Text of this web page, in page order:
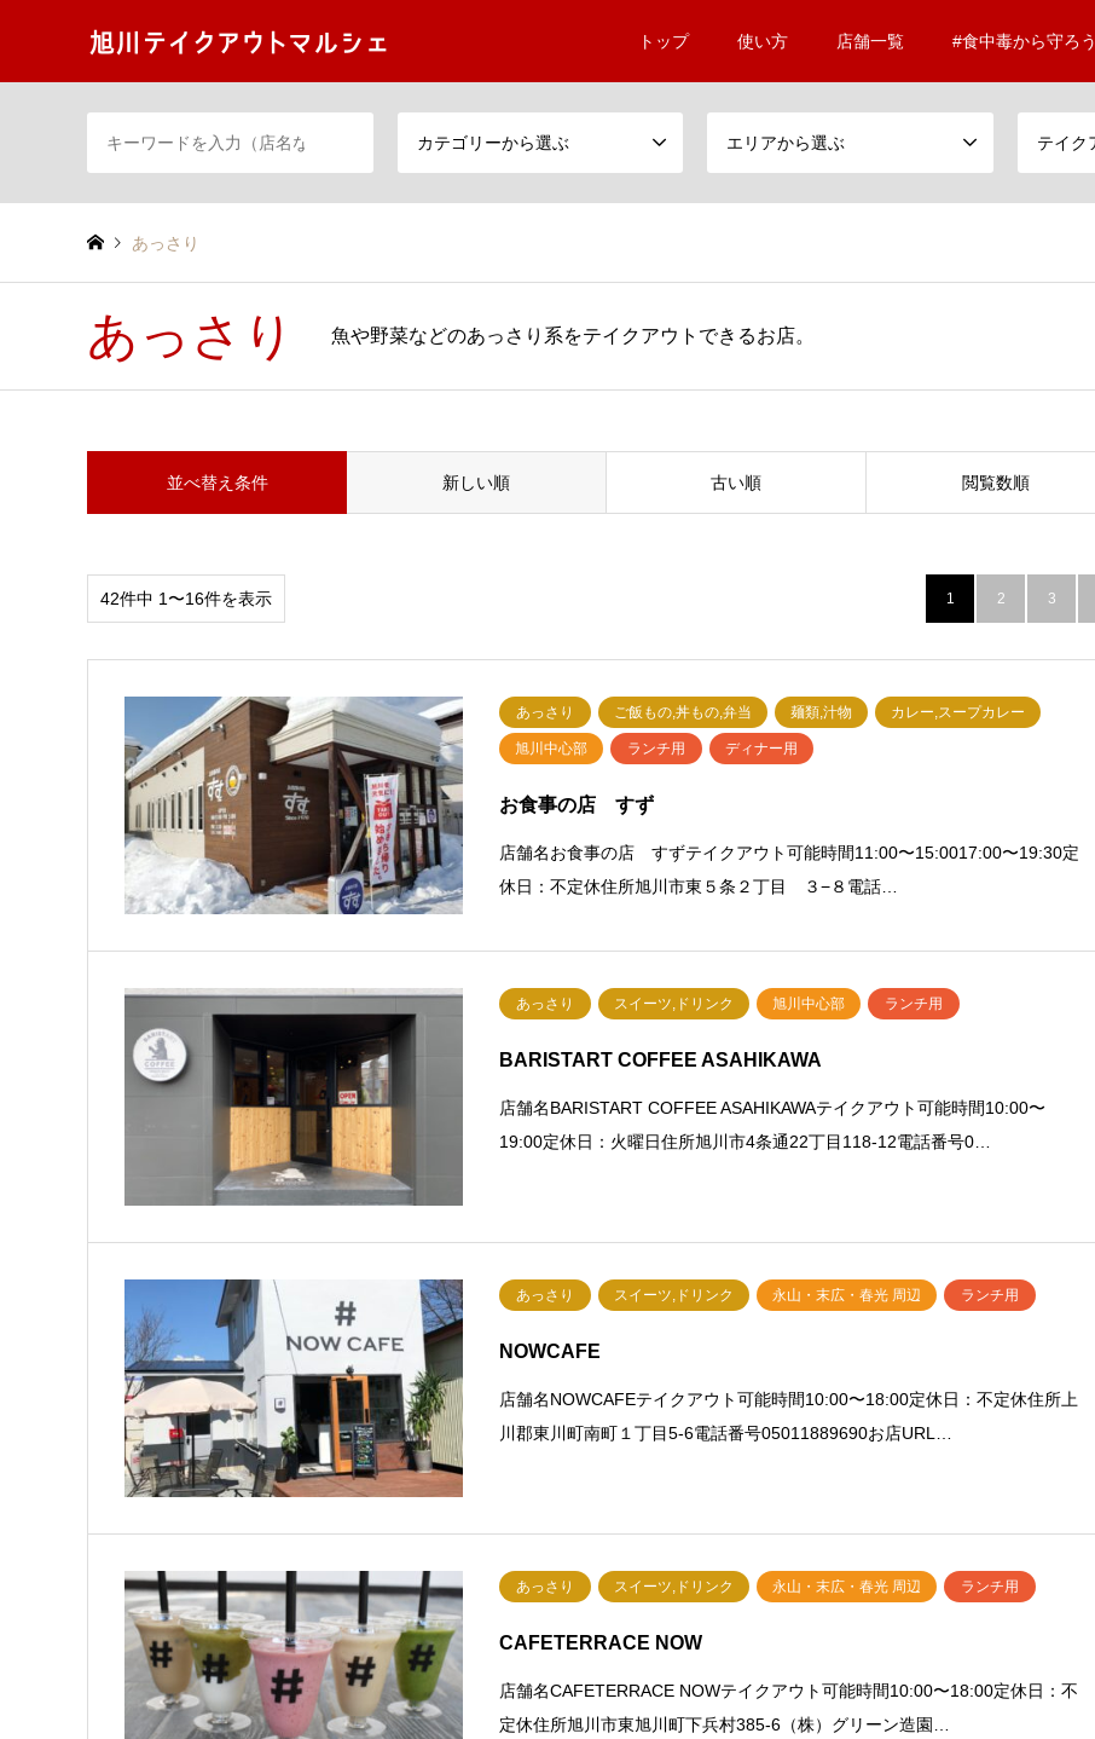
トップ 使い方 店舗一覧 #食中毒から守ろう
カテゴリーから選ぶ エリアから選ぶ
あっさり
あっさり 魚や野菜などのあっさり系をテイクアウトできるお店。
並べ替え条件 新しい順 古い順 閲覧数順
42件中 1〜16件を表示 1 2 3
あっさり ご飯もの,丼もの,弁当 麺類,汁物 カレー,スープカレー
旭川中心部 ランチ用 ディナー用
お食事の店 すず
店舗名お食事の店 すずテイクアウト可能時間11:00〜15:0017:00〜19:30定
休日：不定休住所旭川市東５条２丁目 ３−８電話…
あっさり スイーツ,ドリンク 旭川中心部 ランチ用
BARISTART COFFEE ASAHIKAWA
店舗名BARISTART COFFEE ASAHIKAWAテイクアウト可能時間10:00〜
19:00定休日：火曜日住所旭川市4条通22丁目118-12電話番号0…
あっさり スイーツ,ドリンク 永山・末広・春光 周辺 ランチ用
NOWCAFE
店舗名NOWCAFEテイクアウト可能時間10:00〜18:00定休日：不定休住所上
川郡東川町南町１丁目5-6電話番号05011889690お店URL…
あっさり スイーツ,ドリンク 永山・末広・春光 周辺 ランチ用
CAFETERRACE NOW
店舗名CAFETERRACE NOWテイクアウト可能時間10:00〜18:00定休日：不
定休住所旭川市東旭川町下兵村385-6（株）グリーン造園…